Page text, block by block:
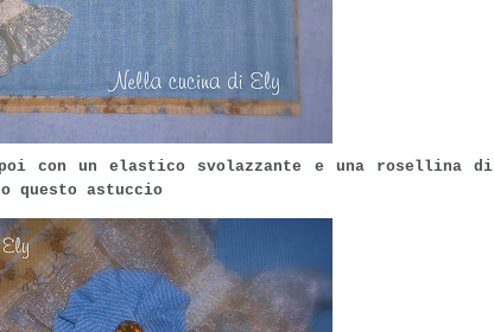
con un elastico svolazzante e una rosellina di
questo astuccio